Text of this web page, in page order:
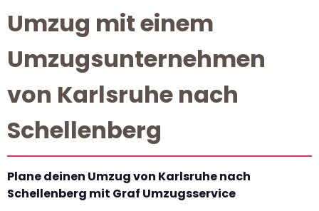
Umzug mit einem
Umzugsunternehmen
von Karlsruhe nach
Schellenberg
Plane deinen Umzug von Karlsruhe nach
Schellenberg mit Graf Umzugsservice